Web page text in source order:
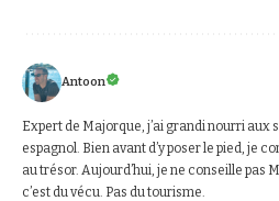
Antoon
Expert de Majorque, j’ai grandi nourri aux
espagnol. Bien avant d’y poser le pied, je
au trésor. Aujourd’hui, je ne conseille pas
c’est du vécu. Pas du tourisme.